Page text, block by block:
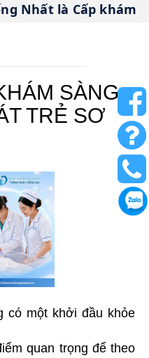
là Cấp khám
SÀNG
TRẺ SƠ
có một khởi đầu khỏe
quan trọng để theo